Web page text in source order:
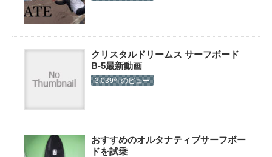
クリスタルドリームス サーフボード
B-5最新動画
3,039件のビュー
おすすめのオルタナティブサーフボー
ドを試乗